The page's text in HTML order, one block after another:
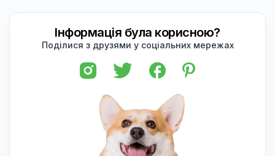
Інформація була корисною?
Поділися з друзями у соціальних мережах